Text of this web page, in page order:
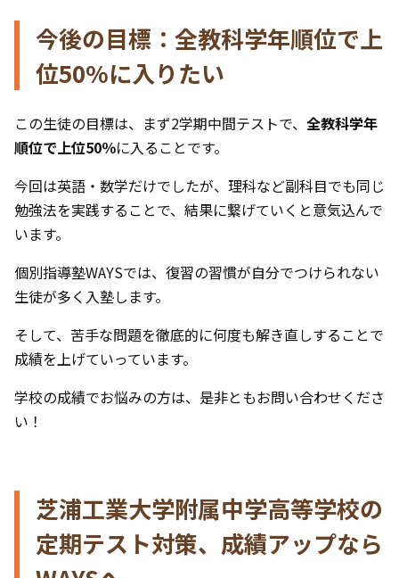
今後の目標：全教科学年順位で上
位50%に入りたい
この生徒の目標は、まず2学期中間テストで、 全教科学年
順位で上位50％に入ることです。
今回は英語・数学だけでしたが、理科など副科目でも同じ
勉強法を実践することで、結果に繋げていくと意気込んで
います。
個別指導塾WAYSでは、復習の習慣が自分でつけられない
生徒が多く入塾します。
そして、苦手な問題を徹底的に何度も解き直しすることで
成績を上げていっています。
学校の成績でお悩みの方は、是非ともお問い合わせくださ
い！
芝浦工業大学附属中学高等学校の
定期テスト対策、成績アップなら